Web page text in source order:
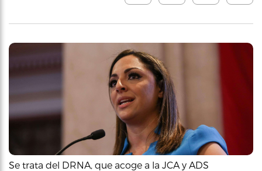
Se trata del DRNA, que acoge a la JCA y ADS